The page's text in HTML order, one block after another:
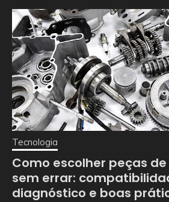
Tecnologia
Como escolher peças
sem errar:
diagnóstico e boas